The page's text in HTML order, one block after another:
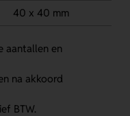
40 x 40 mm
aantallen en
na akkoord
BTW.